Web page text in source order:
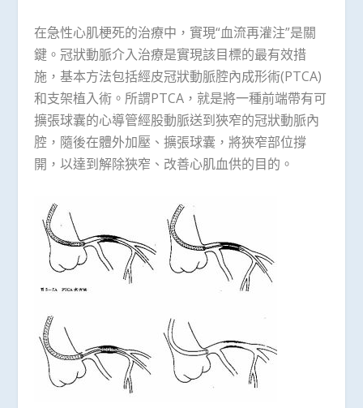
在急性心肌梗死的治療中，實現“血流再灌注”是關
鍵。冠狀動脈介入治療是實現該目標的最有效措
施，基本方法包括經皮冠狀動脈腔內成形術(PTCA)
和支架植入術。所謂PTCA，就是將一種前端帶有可
擴張球囊的心導管經股動脈送到狹窄的冠狀動脈內
腔，隨後在體外加壓、擴張球囊，將狹窄部位撐
開，以達到解除狹窄、改善心肌血供的目的。